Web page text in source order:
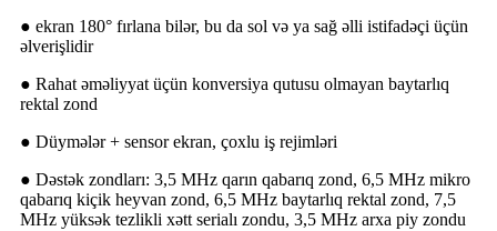
● ekran 180° fırlana bilər, bu da sol və ya sağ əlli istifadəçi üçün
əlverişlidir
● Rahat əməliyyat üçün konversiya qutusu olmayan baytarlıq
rektal zond
● Düymələr + sensor ekran, çoxlu iş rejimləri
● Dəstək zondları: 3,5 MHz qarın qabarıq zond, 6,5 MHz mikro
qabarıq kiçik heyvan zond, 6,5 MHz baytarlıq rektal zond, 7,5
MHz yüksək tezlikli xətt serialı zondu, 3,5 MHz arxa piy zondu